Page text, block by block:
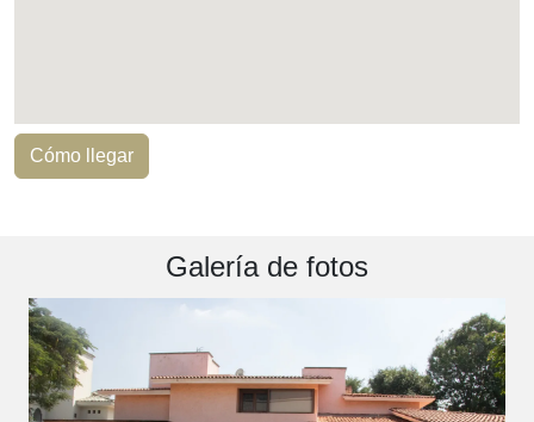
Cómo llegar
Galería de fotos